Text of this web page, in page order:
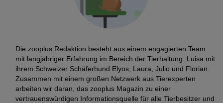
Die zooplus Redaktion besteht aus einem engagierten Team
mit langjähriger Erfahrung im Bereich der Tierhaltung: Luisa mit
ihrem Schweizer Schäferhund Elyos, Laura, Julio und Florian.
Zusammen mit einem großen Netzwerk aus Tierexperten
arbeiten wir daran, das zooplus Magazin zu einer
vertrauenswürdigen Informationsquelle für alle Tierbesitzer und